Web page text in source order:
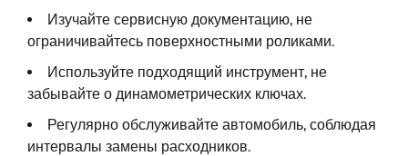
Изучайте сервисную документацию, не
ограничивайтесь поверхностными роликами.
Используйте подходящий инструмент, не
забывайте о динамометрических ключах.
Регулярно обслуживайте автомобиль, соблюдая
интервалы замены расходников.